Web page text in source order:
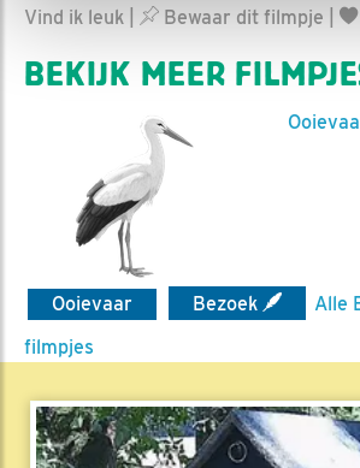
Vind ik leuk
Bewaar dit filmpje
BEKIJK MEER
Ooievaar Bezoek
Alle
filmpjes